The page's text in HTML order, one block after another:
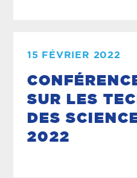
15 FÉVRIER 2022
SUR LES
DES
2022